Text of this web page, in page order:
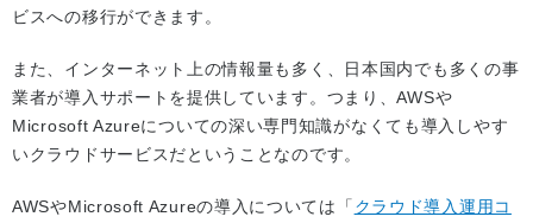
ビスへの移行ができます。
また、インターネット上の情報量も多く、日本国内でも多くの事
業者が導入サポートを提供しています。つまり、AWSや
Microsoft Azureについての深い専門知識がなくても導入しやす
いクラウドサービスだということなのです。
AWSやMicrosoft Azureの導入については「 クラウド導入運用コ